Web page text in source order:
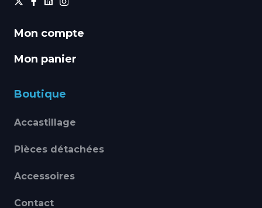
Mon compte
Mon panier
Boutique
Accastillage
Pièces détachées
Accessoires
Contact